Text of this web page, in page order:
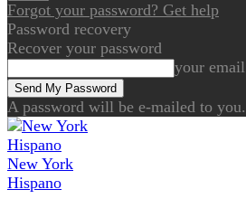
Forgot your password? Get help
Password recovery
Recover your password
your email
A password will be e-mailed to you.
New York
Hispano